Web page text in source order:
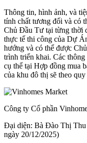
Thông tin, hình ảnh, và
tính chất tương đối và có
Chủ Đầu Tư tại từng thời
thực tế thi công của Dự
hướng và có thể được
trình triển khai. Các
cụ thể tại Hợp đồng mua
của khu đô thị sẽ theo
Công ty Cổ phần
Đại diện: Bà Đào Thị Thu
ngày 20/12/2025)